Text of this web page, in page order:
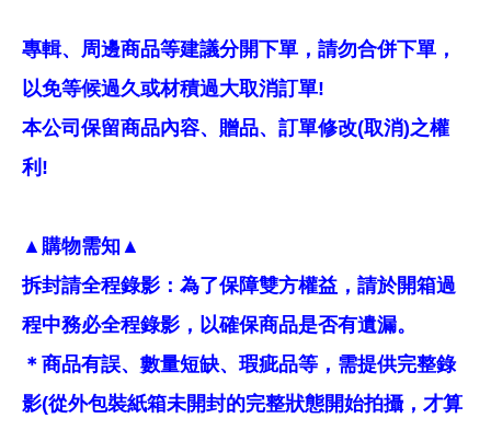
專輯、周邊商品等建議分開下單，請勿合併下單，
以免等候過久或材積過大取消訂單!
本公司保留商品內容、贈品、訂單修改(取消)之權
利!
▲購物需知▲
拆封請全程錄影：為了保障雙方權益，請於開箱過
程中務必全程錄影，以確保商品是否有遺漏。
＊商品有誤、數量短缺、瑕疵品等，需提供完整錄
影(從外包裝紙箱未開封的完整狀態開始拍攝，才算